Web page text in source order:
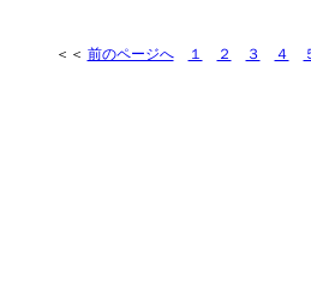
＜＜ 前のページへ １ ２ ３ ４